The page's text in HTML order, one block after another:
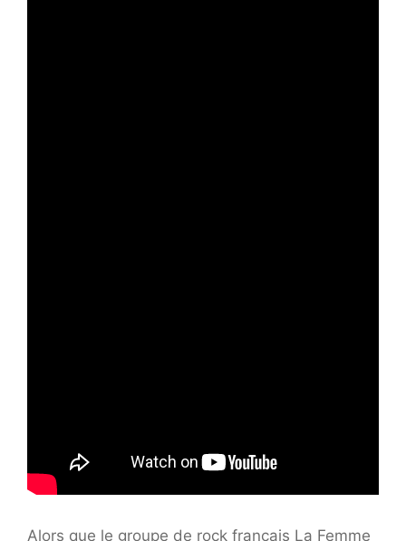
Alors que le groupe de rock français La Femme